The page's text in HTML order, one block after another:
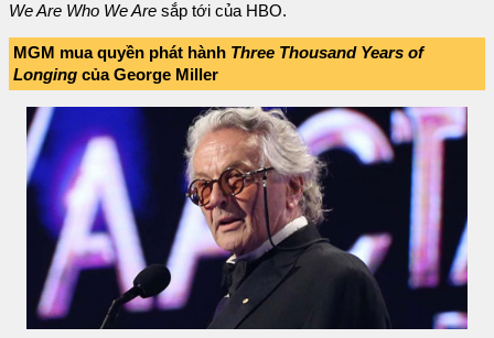
We Are Who We Are sắp tới của HBO.
MGM mua quyền phát hành Three Thousand Years of
Longing của George Miller